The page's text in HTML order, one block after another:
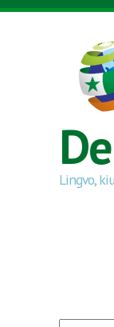
Direkt zum Inhalt
Lingvo,